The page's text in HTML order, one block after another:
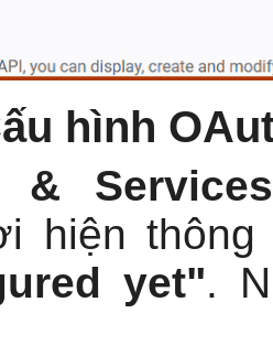
hình
& Services
hiện
yet".